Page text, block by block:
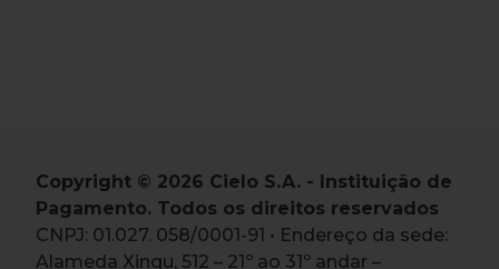
Copyright © 2026 Cielo S.A. - Instituição de
Pagamento. Todos os direitos reservados
CNPJ: 01.027. 058/0001-91 • Endereço da sede:
Alameda Xingu, 512 – 21º ao 31º andar –